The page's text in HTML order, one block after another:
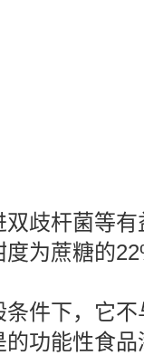
歧杆菌等
为蔗糖的
件下，它
功能性食品